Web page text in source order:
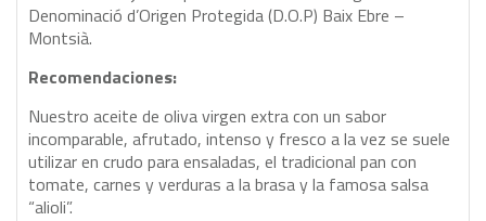
Denominació d’Origen Protegida (D.O.P) Baix Ebre –
Montsià.
Recomendaciones:
Nuestro aceite de oliva virgen extra con un sabor
incomparable, afrutado, intenso y fresco a la vez se suele
utilizar en crudo para ensaladas, el tradicional pan con
tomate, carnes y verduras a la brasa y la famosa salsa
“alioli”.